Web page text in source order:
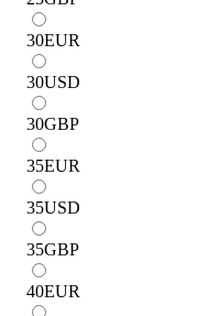
30EUR
30USD
30GBP
35EUR
35USD
35GBP
40EUR